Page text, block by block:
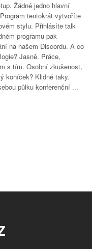
Žádné jedno hlavní
tentokrát vytvoříte
stylu. Přihlásíte talk
programu pak
na našem Discordu. A co
Jasně. Práce,
s tím. Osobní zkušenost,
koníček? Klidně taky.
půlku konferenční ...